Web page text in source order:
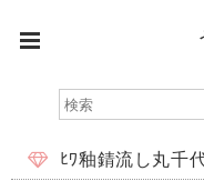
ﾋﾜ釉錆流し丸千